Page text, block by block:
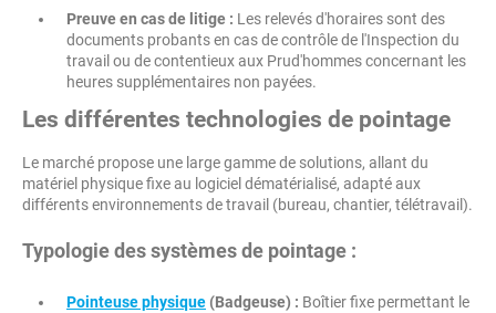
Preuve en cas de litige : Les relevés d'horaires sont des
documents probants en cas de contrôle de l'Inspection du
travail ou de contentieux aux Prud'hommes concernant les
heures supplémentaires non payées.
Les différentes technologies de pointage
Le marché propose une large gamme de solutions, allant du
matériel physique fixe au logiciel dématérialisé, adapté aux
différents environnements de travail (bureau, chantier, télétravail).
Typologie des systèmes de pointage :
Pointeuse physique (Badgeuse) : Boîtier fixe permettant le